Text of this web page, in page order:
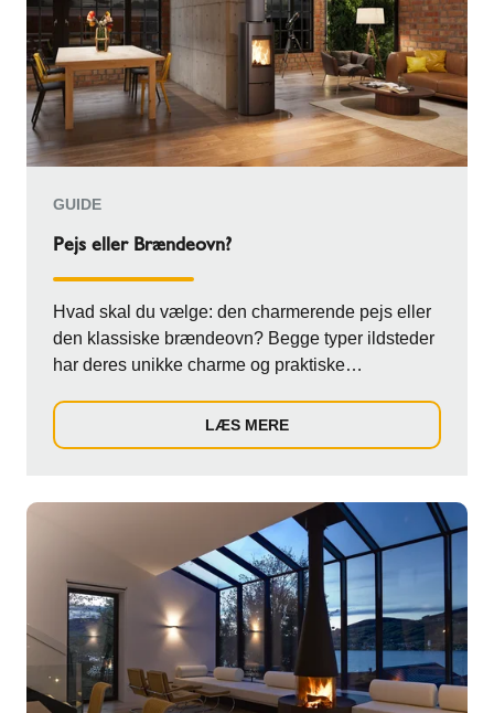
GUIDE
Pejs eller Brændeovn?
Hvad skal du vælge: den charmerende pejs eller
den klassiske brændeovn? Begge typer ildsteder
har deres unikke charme og praktiske
LÆS MERE